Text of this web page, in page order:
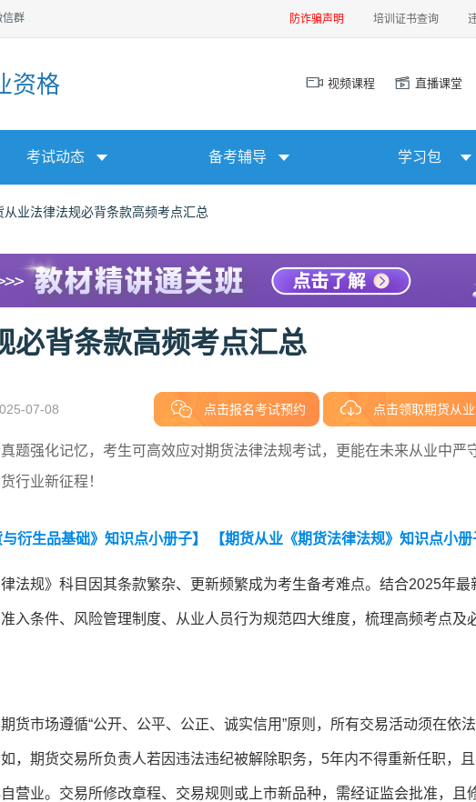
信群 防诈骗声明 培训证书查询
资格 视频课程 直播课堂
考试动态 备考辅导 学习包
从业法律法规必背条款高频考点汇总
必背条款高频考点汇总
07-08 点击报名考试预约 点击领取期货从
题强化记忆，考生可高效应对期货法律法规考试，更能在未来从业中严
行业新征程！
衍生品基础》知识点小册子】 【期货从业《期货法律法规》知识点小册
法规》科目因其条款繁杂、更新频繁成为考生备考难点。结合2025年最
入条件、风险管理制度、从业人员行为规范四大维度，梳理高频考点及
货市场遵循“公开、公平、公正、诚实信用”原则，所有交易活动须在依
，期货交易所负责人若因违法违纪被解除职务，5年内不得重新任职，
营业。交易所修改章程、交易规则或上市新品种，需经证监会批准，且